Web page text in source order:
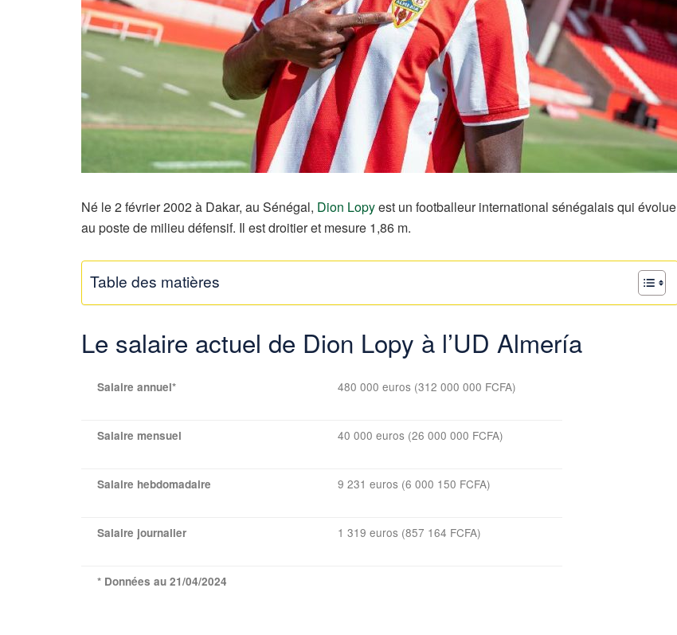
Né le 2 février 2002 à Dakar, au Sénégal, Dion Lopyest un footballeur international sénégalais qui évolue
au poste de milieu défensif. Il est droitier et mesure 1,86 m.
Table des matières
Le salaire actuel de Dion Lopy à l’UD Almería
Salaire annuel* 480 000 euros (312 000 000 FCFA)
Salaire mensuel 40 000 euros (26 000 000 FCFA)
Salaire hebdomadaire 9 231 euros (6 000 150 FCFA)
Salaire journalier 1 319 euros (857 164 FCFA)
* Données au 21/04/2024